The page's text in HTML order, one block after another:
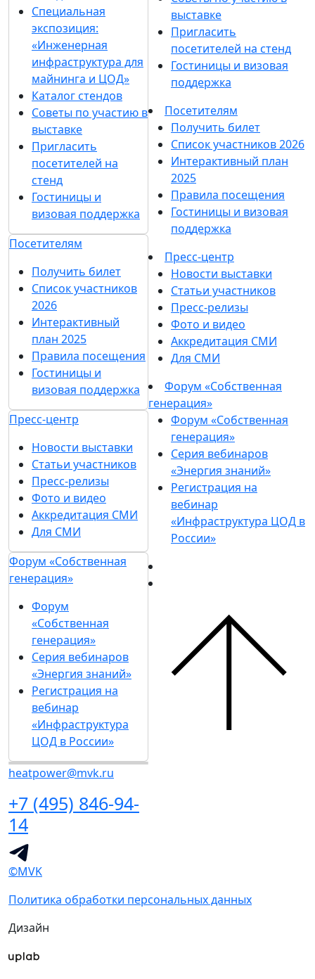
Специальная
экспозиция:
«Инженерная
инфраструктура для
майнинга и ЦОД»
Каталог стендов
Советы по участию в
выставке
Пригласить
посетителей на
стенд
Гостиницы и
визовая поддержка
Посетителям
Получить билет
Список участников
2026
Интерактивный
план 2025
Правила посещения
Гостиницы и
визовая поддержка
Пресс-центр
Новости выставки
Статьи участников
Пресс-релизы
Фото и видео
Аккредитация СМИ
Для СМИ
Форум «Собственная
генерация»
Форум
«Собственная
генерация»
Серия вебинаров
«Энергия знаний»
Регистрация на
вебинар
«Инфраструктура
ЦОД в России»
heatpower@mvk.ru
+7 (495) 846-94-
14
выставке
Пригласить
посетителей на стенд
Гостиницы и визовая
поддержка
Посетителям
Получить билет
Список участников 2026
Интерактивный план
2025
Правила посещения
Гостиницы и визовая
поддержка
Пресс-центр
Новости выставки
Статьи участников
Пресс-релизы
Фото и видео
Аккредитация СМИ
Для СМИ
Форум «Собственная
генерация»
Форум «Собственная
генерация»
Серия вебинаров
«Энергия знаний»
Регистрация на
вебинар
«Инфраструктура ЦОД в
России»
©MVK
Политика обработки персональных данных
Дизайн